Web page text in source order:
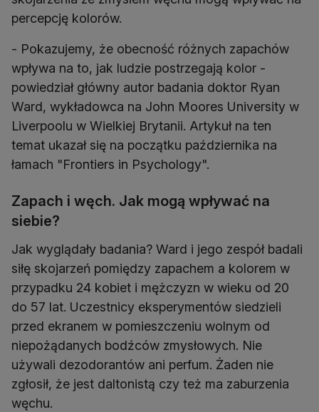
percepcję kolorów.
- Pokazujemy, że obecność różnych zapachów
wpływa na to, jak ludzie postrzegają kolor -
powiedział główny autor badania doktor Ryan
Ward, wykładowca na John Moores University w
Liverpoolu w Wielkiej Brytanii. Artykuł na ten
temat ukazał się na początku października na
łamach "Frontiers in Psychology".
Zapach i węch. Jak mogą wpływać na
siebie?
Jak wyglądały badania? Ward i jego zespół badali
siłę skojarzeń pomiędzy zapachem a kolorem w
przypadku 24 kobiet i mężczyzn w wieku od 20
do 57 lat. Uczestnicy eksperymentów siedzieli
przed ekranem w pomieszczeniu wolnym od
niepożądanych bodźców zmysłowych. Nie
używali dezodorantów ani perfum. Żaden nie
zgłosił, że jest daltonistą czy też ma zaburzenia
węchu.